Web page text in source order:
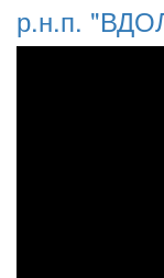
р.н.п.